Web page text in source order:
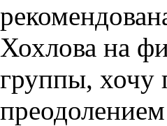
Хохлова на
группы, хочу